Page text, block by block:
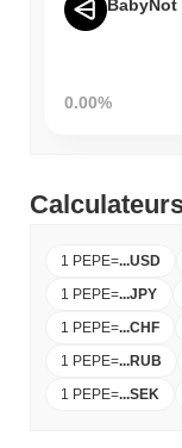
BabyNot
0.00%
1 PEPE=...USD
1 PEPE=...JPY
1 PEPE=...CHF
1 PEPE=...RUB
1 PEPE=...SEK